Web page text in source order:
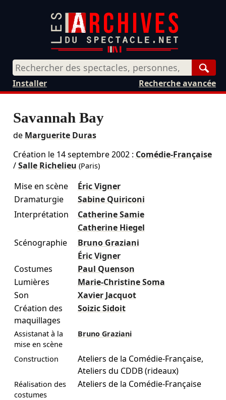
Recherche avancée
Installer
Savannah Bay
de Marguerite Duras
Création le 14 septembre 2002: Comédie-Française
/Salle Richelieu (Paris)
Mise en scène
Éric Vigner
Dramaturgie
Sabine Quiriconi
Interprétation
Catherine Samie
Catherine Hiegel
Scénographie
Bruno Graziani
Éric Vigner
Costumes
Paul Quenson
Lumières
Marie-Christine Soma
Son
Xavier Jacquot
Création des
maquillages
Soizic Sidoit
Assistanat à la
mise en scène
Bruno Graziani
Construction Ateliers de la Comédie-Française,
Ateliers du CDDB (rideaux)
Réalisation des
costumes
Ateliers de la Comédie-Française